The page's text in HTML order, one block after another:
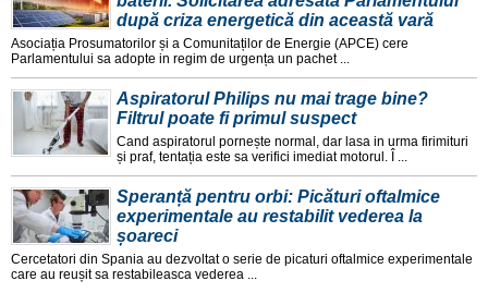
după criza energetică din această vară
Asociația Prosumatorilor și a Comunitaților de Energie (APCE) cere
Parlamentului sa adopte in regim de urgența un pachet ...
Aspiratorul Philips nu mai trage bine?
Filtrul poate fi primul suspect
Cand aspiratorul pornește normal, dar lasa in urma firimituri
și praf, tentația este sa verifici imediat motorul. Î ...
Speranță pentru orbi: Picături oftalmice
experimentale au restabilit vederea la
șoareci
Cercetatori din Spania au dezvoltat o serie de picaturi oftalmice experimentale
care au reușit sa restabileasca vederea ...